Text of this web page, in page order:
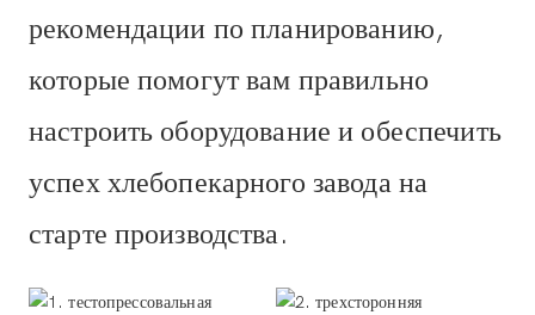
рекомендации по планированию,
которые помогут вам правильно
настроить оборудование и обеспечить
успех хлебопекарного завода на
старте производства.